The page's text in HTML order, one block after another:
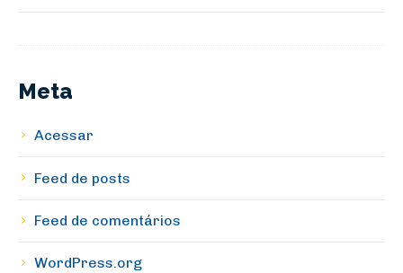
Meta
Acessar
Feed de posts
Feed de comentários
WordPress.org